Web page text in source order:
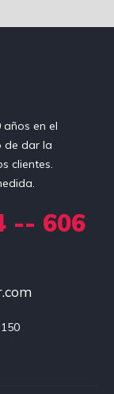
años en el
de dar la
clientes.
-- 606